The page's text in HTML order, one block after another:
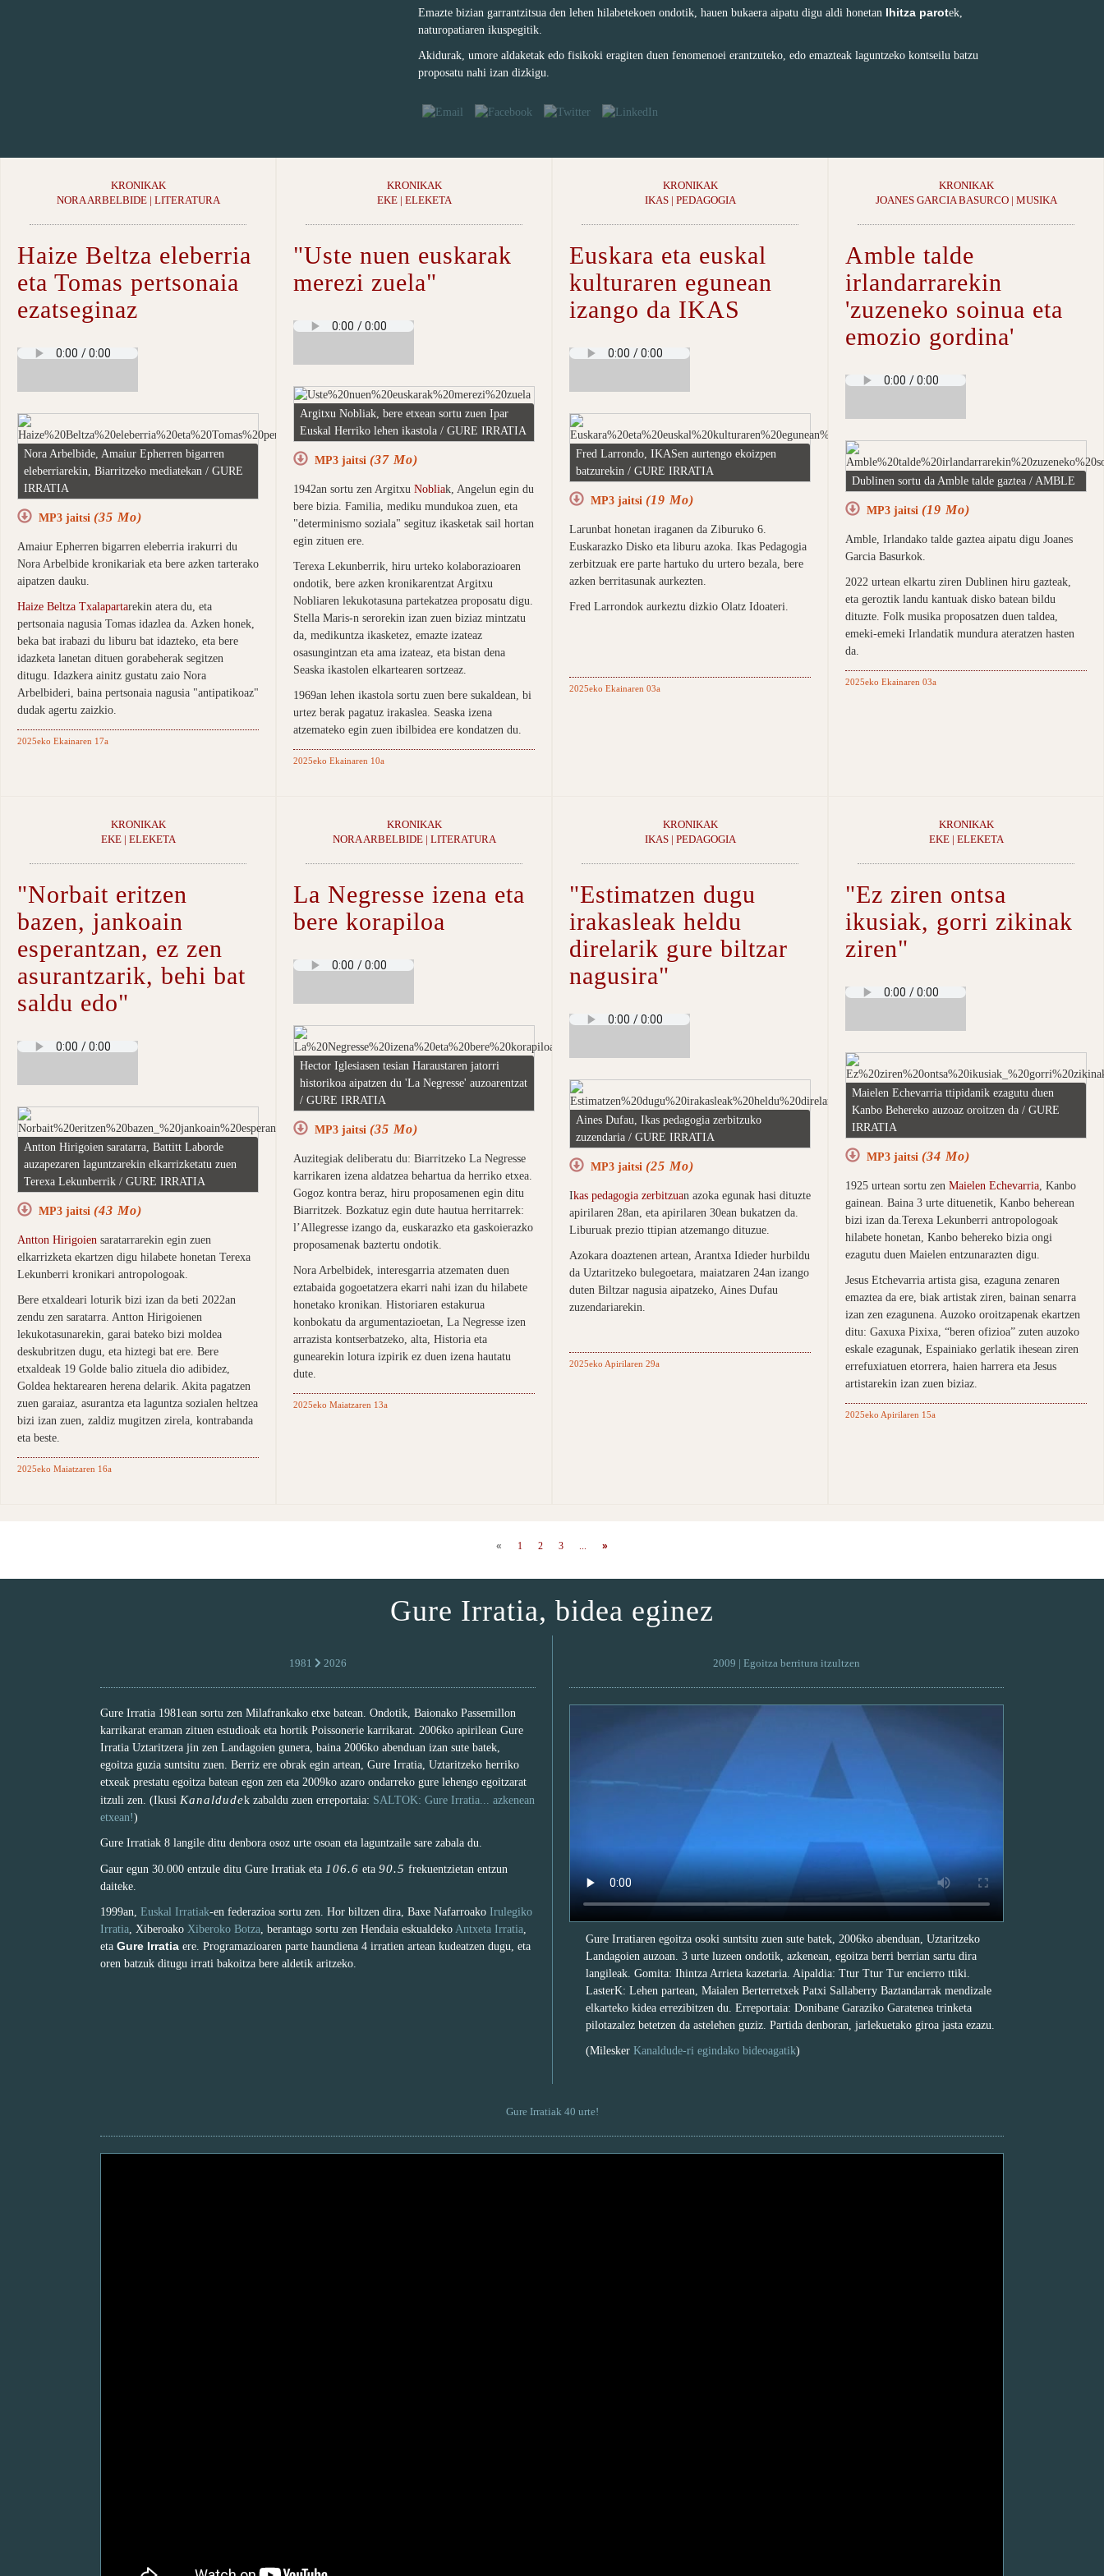
Emazte bizian garrantzitsua den lehen hilabetekoen ondotik, hauen bukaera aipatu digu aldi honetan Ihitza parotek,
naturopatiaren ikuspegitik.
Akidurak, umore aldaketak edo fisikoki eragiten duen fenomenoei erantzuteko, edo emazteak laguntzeko kontseilu batzu
proposatu nahi izan dizkigu.
KRONIKAK
NORA ARBELBIDE | LITERATURA
Haize Beltza eleberria
eta Tomas pertsonaia
ezatseginaz
Nora Arbelbide, Amaiur Epherren bigarren
eleberriarekin, Biarritzeko mediatekan / GURE
IRRATIA
MP3 jaitsi (35 Mo)
Amaiur Epherren bigarren eleberria irakurri du
Nora Arbelbide kronikariak eta bere azken tarterako
aipatzen dauku.
Haize Beltza Txalapartarekin atera du, eta
pertsonaia nagusia Tomas idazlea da. Azken honek,
beka bat irabazi du liburu bat idazteko, eta bere
idazketa lanetan dituen gorabeherak segitzen
ditugu. Idazkera ainitz gustatu zaio Nora
Arbelbideri, baina pertsonaia nagusia "antipatikoaz"
dudak agertu zaizkio.
2025eko Ekainaren 17a
KRONIKAK
EKE | ELEKETA
"Uste nuen euskarak
merezi zuela"
Argitxu Nobliak, bere etxean sortu zuen Ipar
Euskal Herriko lehen ikastola / GURE IRRATIA
MP3 jaitsi (37 Mo)
1942an sortu zen Argitxu Nobliak, Angelun egin du
bere bizia. Familia, mediku mundukoa zuen, eta
"determinismo soziala" segituz ikasketak sail hortan
egin zituen ere.
Terexa Lekunberrik, hiru urteko kolaborazioaren
ondotik, bere azken kronikarentzat Argitxu
Nobliaren lekukotasuna partekatzea proposatu digu.
Stella Maris-n serorekin izan zuen biziaz mintzatu
da, medikuntza ikasketez, emazte izateaz
osasungintzan eta ama izateaz, eta bistan dena
Seaska ikastolen elkartearen sortzeaz.
1969an lehen ikastola sortu zuen bere sukaldean, bi
urtez berak pagatuz irakaslea. Seaska izena
atzemateko egin zuen ibilbidea ere kondatzen du.
2025eko Ekainaren 10a
KRONIKAK
IKAS | PEDAGOGIA
Euskara eta euskal
kulturaren egunean
izango da IKAS
Fred Larrondo, IKASen aurtengo ekoizpen
batzurekin / GURE IRRATIA
MP3 jaitsi (19 Mo)
Larunbat honetan iraganen da Ziburuko 6.
Euskarazko Disko eta liburu azoka. Ikas Pedagogia
zerbitzuak ere parte hartuko du urtero bezala, bere
azken berritasunak aurkezten.
Fred Larrondok aurkeztu dizkio Olatz Idoateri.
2025eko Ekainaren 03a
KRONIKAK
JOANES GARCIA BASURCO | MUSIKA
Amble talde
irlandarrarekin
'zuzeneko soinua eta
emozio gordina'
Dublinen sortu da Amble talde gaztea / AMBLE
MP3 jaitsi (19 Mo)
Amble, Irlandako talde gaztea aipatu digu Joanes
Garcia Basurkok.
2022 urtean elkartu ziren Dublinen hiru gazteak,
eta geroztik landu kantuak disko batean bildu
dituzte. Folk musika proposatzen duen taldea,
emeki-emeki Irlandatik mundura ateratzen hasten
da.
2025eko Ekainaren 03a
KRONIKAK
EKE | ELEKETA
"Norbait eritzen
bazen, jankoain
esperantzan, ez zen
asurantzarik, behi bat
saldu edo"
Antton Hirigoien saratarra, Battitt Laborde
auzapezaren laguntzarekin elkarrizketatu zuen
Terexa Lekunberrik / GURE IRRATIA
MP3 jaitsi (43 Mo)
Antton Hirigoien saratarrarekin egin zuen
elkarrizketa ekartzen digu hilabete honetan Terexa
Lekunberri kronikari antropologoak.
Bere etxaldeari loturik bizi izan da beti 2022an
zendu zen saratarra. Antton Hirigoienen
lekukotasunarekin, garai bateko bizi moldea
deskubritzen dugu, eta hiztegi bat ere. Bere
etxaldeak 19 Golde balio zituela dio adibidez,
Goldea hektarearen herena delarik. Akita pagatzen
zuen garaiaz, asurantza eta laguntza sozialen heltzea
bizi izan zuen, zaldiz mugitzen zirela, kontrabanda
eta beste.
2025eko Maiatzaren 16a
KRONIKAK
NORA ARBELBIDE | LITERATURA
La Negresse izena eta
bere korapiloa
Hector Iglesiasen tesian Haraustaren jatorri
historikoa aipatzen du 'La Negresse' auzoarentzat
/ GURE IRRATIA
MP3 jaitsi (35 Mo)
Auzitegiak deliberatu du: Biarritzeko La Negresse
karrikaren izena aldatzea behartua da herriko etxea.
Gogoz kontra beraz, hiru proposamenen egin ditu
Biarritzek. Bozkatuz egin dute hautua herritarrek:
l’Allegresse izango da, euskarazko eta gaskoierazko
proposamenak baztertu ondotik.
Nora Arbelbidek, interesgarria atzematen duen
eztabaida gogoetatzera ekarri nahi izan du hilabete
honetako kronikan. Historiaren estakurua
konbokatu da argumentazioetan, La Negresse izen
arrazista kontserbatzeko, alta, Historia eta
gunearekin lotura izpirik ez duen izena hautatu
dute.
2025eko Maiatzaren 13a
KRONIKAK
IKAS | PEDAGOGIA
"Estimatzen dugu
irakasleak heldu
direlarik gure biltzar
nagusira"
Aines Dufau, Ikas pedagogia zerbitzuko
zuzendaria / GURE IRRATIA
MP3 jaitsi (25 Mo)
Ikas pedagogia zerbitzuan azoka egunak hasi dituzte
apirilaren 28an, eta apirilaren 30ean bukatzen da.
Liburuak prezio ttipian atzemango dituzue.
Azokara doaztenen artean, Arantxa Idieder hurbildu
da Uztaritzeko bulegoetara, maiatzaren 24an izango
duten Biltzar nagusia aipatzeko, Aines Dufau
zuzendariarekin.
2025eko Apirilaren 29a
KRONIKAK
EKE | ELEKETA
"Ez ziren ontsa
ikusiak, gorri zikinak
ziren"
Maielen Echevarria ttipidanik ezagutu duen
Kanbo Behereko auzoaz oroitzen da / GURE
IRRATIA
MP3 jaitsi (34 Mo)
1925 urtean sortu zen Maielen Echevarria , Kanbo
gainean. Baina 3 urte dituenetik, Kanbo beherean
bizi izan da.Terexa Lekunberri antropologoak
hilabete honetan, Kanbo behereko bizia ongi
ezagutu duen Maielen entzunarazten digu.
Jesus Etchevarria artista gisa, ezaguna zenaren
emaztea da ere, biak artistak ziren, bainan senarra
izan zen ezagunena. Auzoko oroitzapenak ekartzen
ditu: Gaxuxa Pixixa, “beren ofizioa” zuten auzoko
eskale ezagunak, Espainiako gerlatik ihesean ziren
errefuxiatuen etorrera, haien harrera eta Jesus
artistarekin izan zuen biziaz.
2025eko Apirilaren 15a
« 1 2 3 »
Gure Irratia, bidea eginez
1981 2026
Gure Irratia 1981ean sortu zen Milafrankako etxe batean. Ondotik, Baionako Passemillon
karrikarat eraman zituen estudioak eta hortik Poissonerie karrikarat. 2006ko apirilean Gure
Irratia Uztaritzera jin zen Landagoien gunera, baina 2006ko abenduan izan sute batek,
egoitza guzia suntsitu zuen. Berriz ere obrak egin artean, Gure Irratia, Uztaritzeko herriko
etxeak prestatu egoitza batean egon zen eta 2009ko azaro ondarreko gure lehengo egoitzarat
itzuli zen. (Ikusi Kanaldudek zabaldu zuen erreportaia: SALTOK: Gure Irratia... azkenean
etxean!)
Gure Irratiak 8 langile ditu denbora osoz urte osoan eta laguntzaile sare zabala du.
Gaur egun 30.000 entzule ditu Gure Irratiak eta 106.6 eta 90.5 frekuentzietan entzun
daiteke.
1999an, Euskal Irratiak-en federazioa sortu zen. Hor biltzen dira, Baxe Nafarroako Irulegiko
Irratia , Xiberoako Xiberoko Botza , berantago sortu zen Hendaia eskualdeko Antxeta Irratia
eta Gure Irratia ere. Programazioaren parte haundiena 4 irratien artean kudeatzen dugu, eta
oren batzuk ditugu irrati bakoitza bere aldetik aritzeko.
2009 | Egoitza berritura itzultzen
Gure Irratiaren egoitza osoki suntsitu zuen sute batek, 2006ko abenduan, Uztaritzeko
Landagoien auzoan. 3 urte luzeen ondotik, azkenean, egoitza berri berrian sartu dira
langileak. Gomita: Ihintza Arrieta kazetaria. Aipaldia: Ttur Ttur Tur encierro ttiki.
LasterK: Lehen partean, Maialen Berterretxek Patxi Sallaberry Baztandarrak mendizale
elkarteko kidea errezibitzen du. Erreportaia: Donibane Garaziko Garatenea trinketa
pilotazalez betetzen da astelehen guziz. Partida denboran, jarlekuetako giroa jasta ezazu.
(Milesker Kanaldude-ri egindako bideoagatik)
Gure Irratiak 40 urte!